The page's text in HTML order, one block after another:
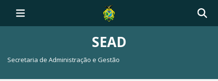
SEAD
Secretaria de Administração e Gestão